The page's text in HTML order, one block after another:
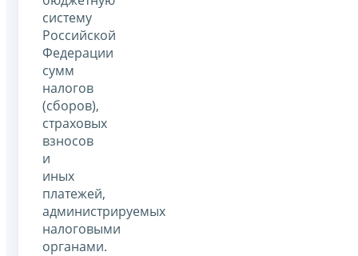
систему
Российской
Федерации
сумм
налогов
(сборов),
страховых
взносов
и
иных
платежей,
администрируемых
налоговыми
органами.